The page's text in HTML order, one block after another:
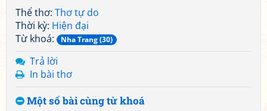
Thể thơ: Thơ tự do
Thời kỳ: Hiện đại
Từ khoá:
Nha Trang (30)
Trả lời
In bài thơ
Một số bài cùng từ khoá